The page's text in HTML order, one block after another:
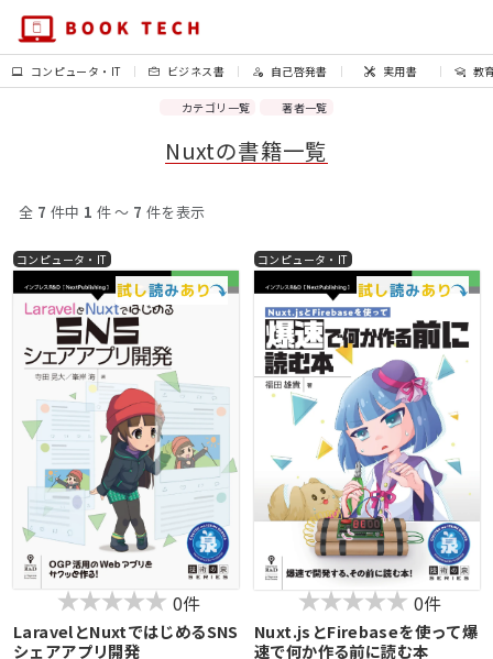
コンピュータ・IT ビジネス書 自己啓発書 実用書 教
カテゴリ一覧 著者一覧
Nuxtの書籍一覧
全 7 件中 1 件 〜 7 件を表示
コンピュータ・IT
0件
LaravelとNuxtではじめるSNS
シェアアプリ開発
コンピュータ・IT
0件
Nuxt.jsとFirebaseを使って爆
速で何か作る前に読む本